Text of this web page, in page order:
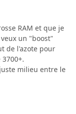
RAM et que je
un "boost"
de l'azote pour
juste milieu entre le